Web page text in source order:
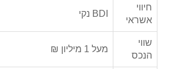
חיווי
אשראי
BDI נקי
שווי
הנכס
מעל 1 מיליון ₪